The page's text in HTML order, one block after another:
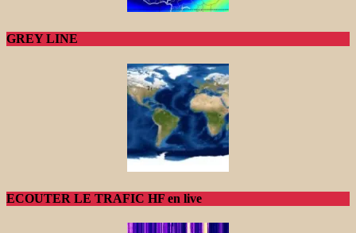
GREY LINE
ECOUTER LE TRAFIC HF en live